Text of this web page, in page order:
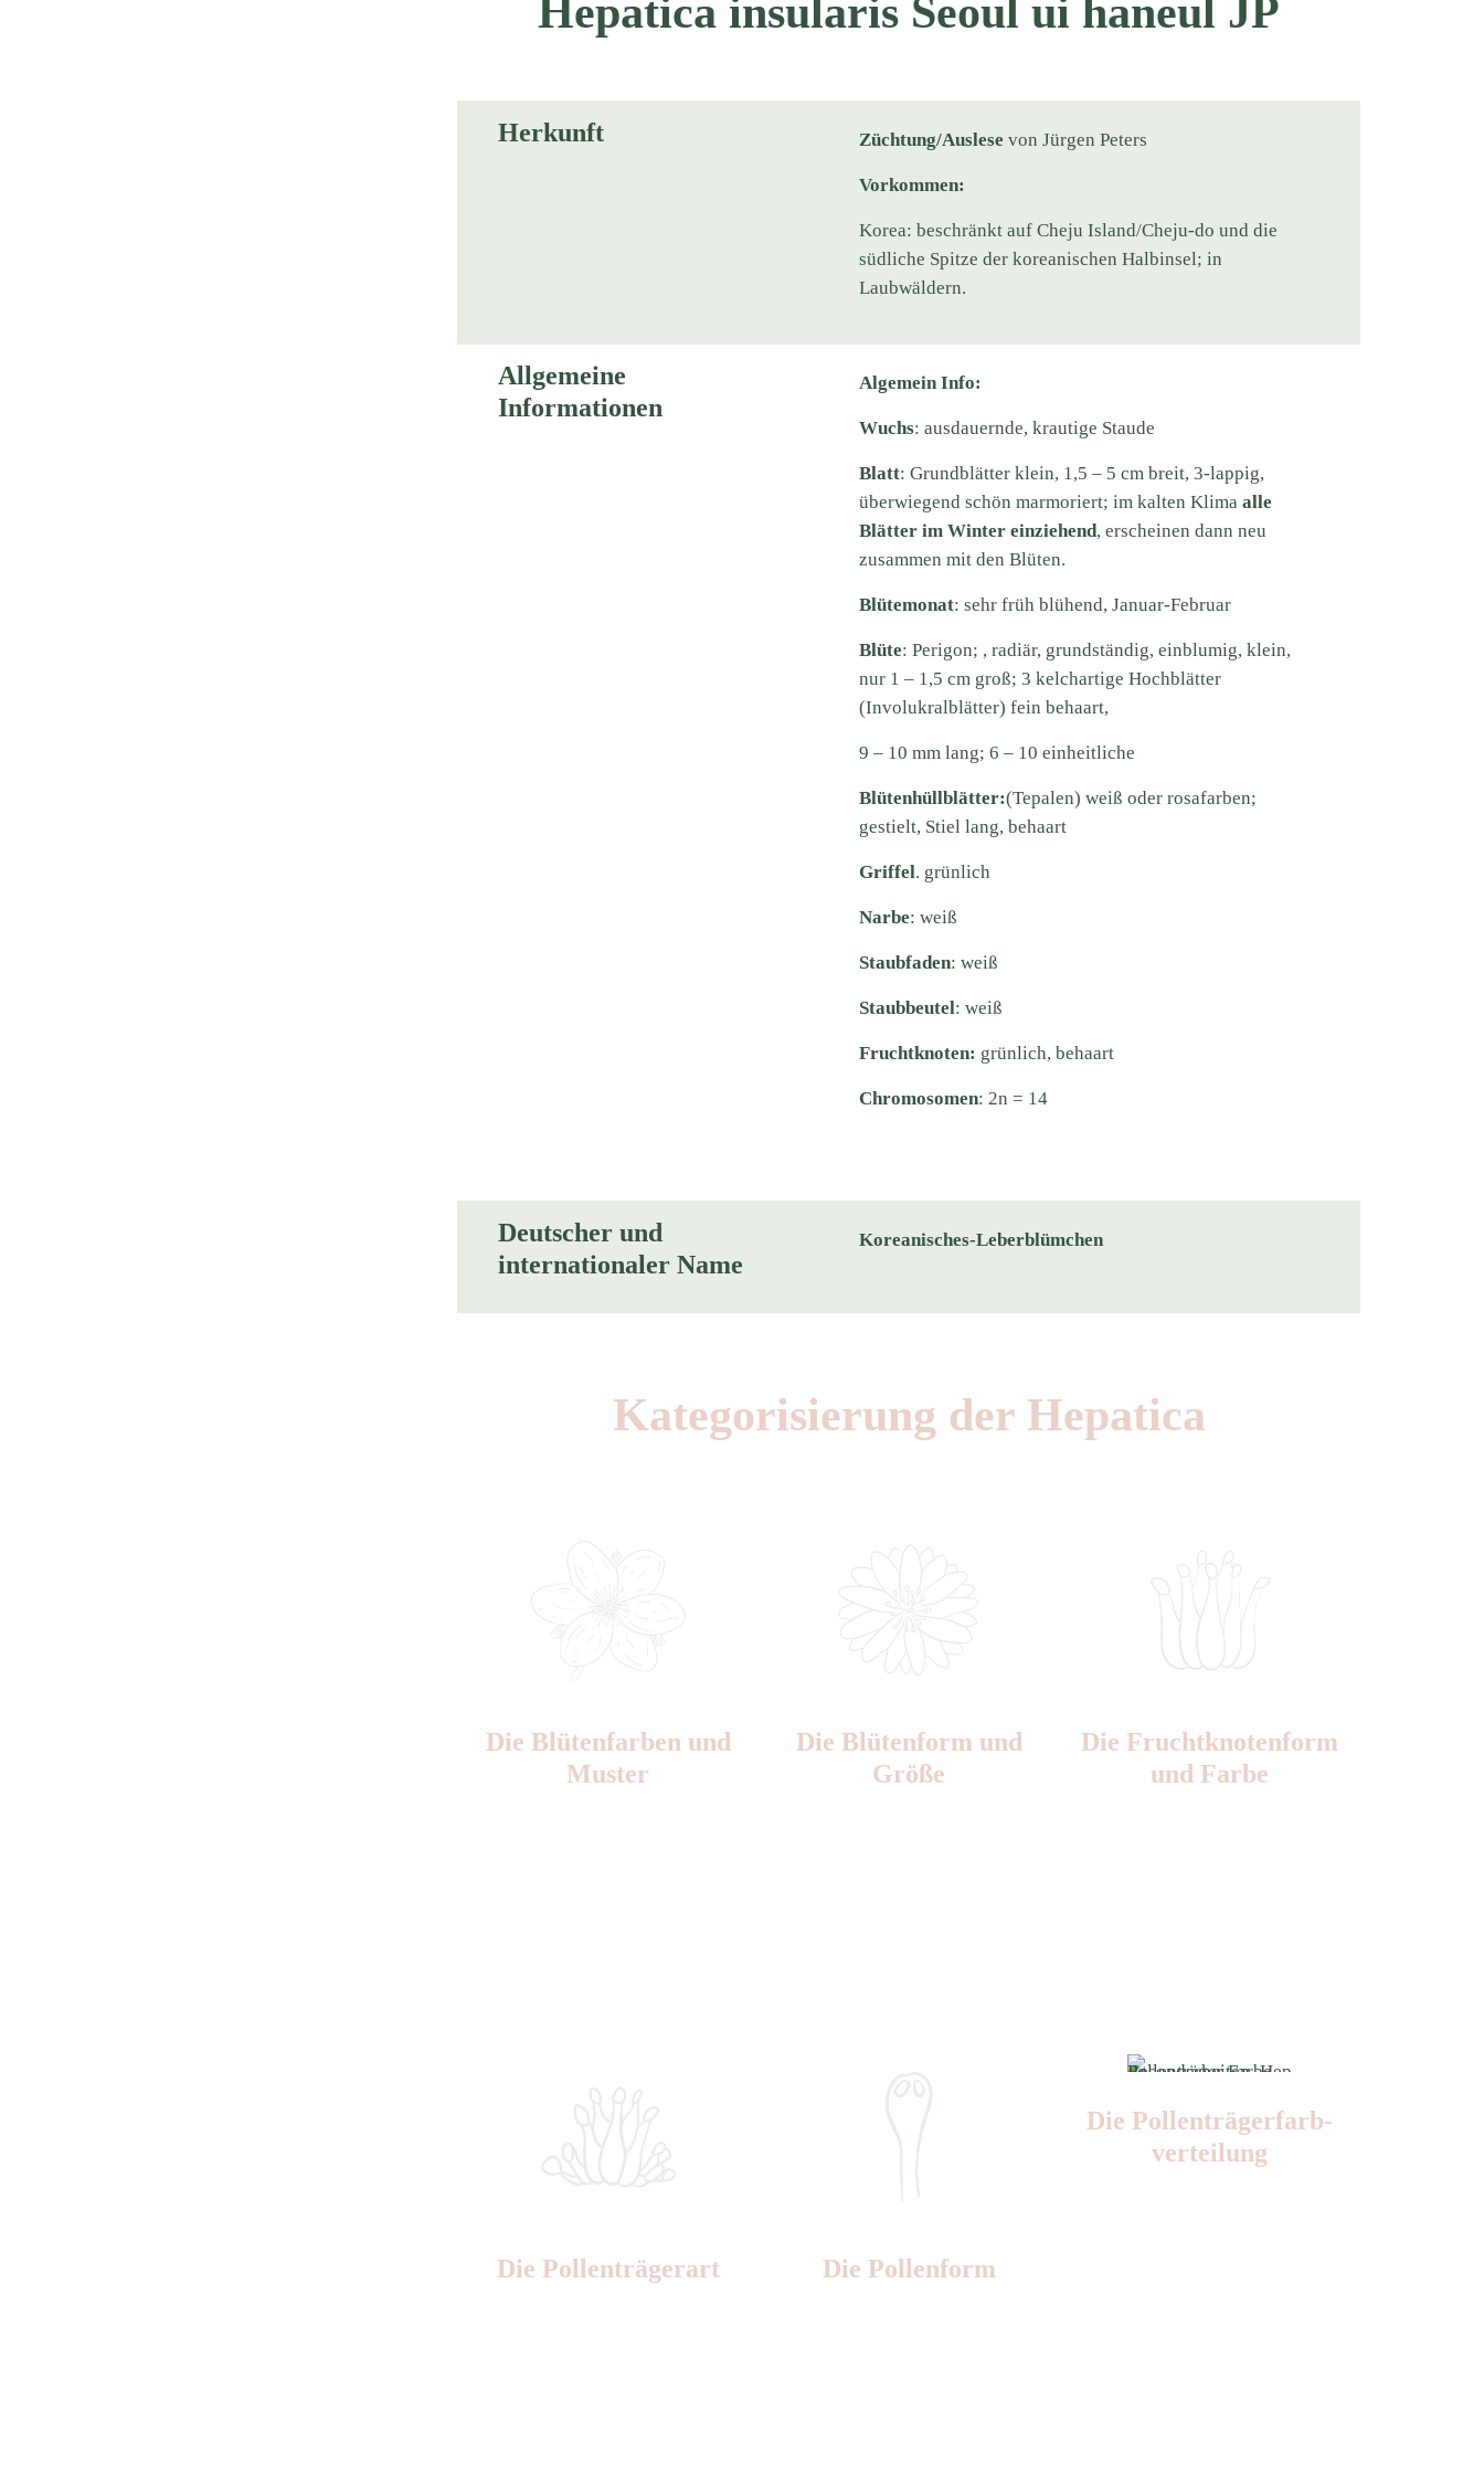
Hepatica insularis Seoul ui haneul JP
Herkunft Züchtung/Auslese von Jürgen Peters
Vorkommen:
Korea: beschränkt auf Cheju Island/Cheju-do und die
südliche Spitze der koreanischen Halbinsel; in
Laubwäldern.
Allgemeine
Informationen
Algemein Info:
Wuchs: ausdauernde, krautige Staude
Blatt: Grundblätter klein, 1,5 – 5 cm breit, 3-lappig,
überwiegend schön marmoriert; im kalten Klimaalle
Blätter im Winter einziehend, erscheinen dann neu
zusammen mit den Blüten.
Blütemonat: sehr früh blühend, Januar-Februar
Blüte: Perigon; , radiär, grundständig, einblumig, klein,
nur 1 – 1,5 cm groß; 3 kelchartige Hochblätter
(Involukralblätter) fein behaart,
9 – 10 mm lang; 6 – 10 einheitliche
Blütenhüllblätter:(Tepalen) weiß oder rosafarben;
gestielt, Stiel lang, behaart
Griffel. grünlich
Narbe: weiß
Staubfaden: weiß
Staubbeutel: weiß
Fruchtknoten: grünlich, behaart
Chromosomen: 2n = 14
Deutscher und
internationaler Name
Koreanisches-Leberblümchen
Kategorisierung der Hepatica
Die Blüten­farben und
Muster
Die Blüten­form und
Größe
Die Frucht­knotenform
und Farbe
Die Pollen­trägerart Die Pollen­form
Die Pollen­trägerfarb­
verteilung